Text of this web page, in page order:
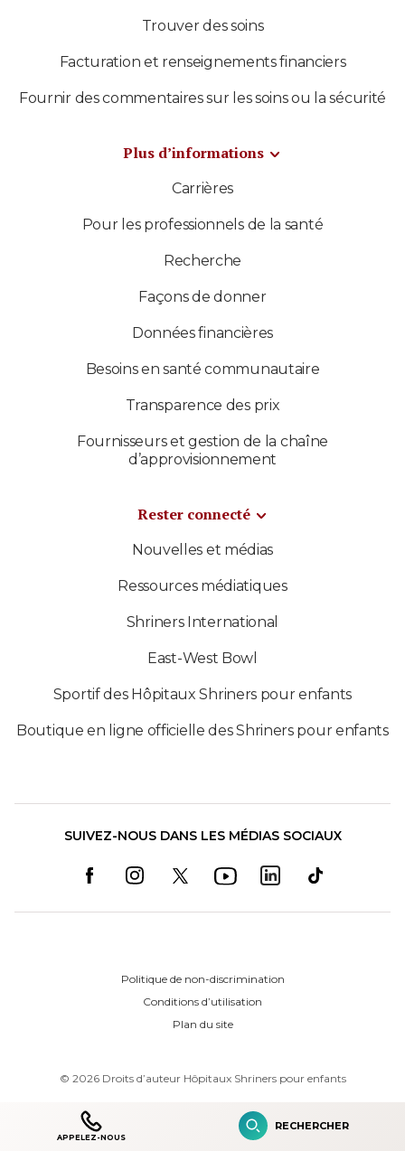
Trouver des soins
Facturation et renseignements financiers
Fournir des commentaires sur les soins ou la sécurité
Plus d’informations
Carrières
Pour les professionnels de la santé
Recherche
Façons de donner
Données financières
Besoins en santé communautaire
Transparence des prix
Fournisseurs et gestion de la chaîne
d’approvisionnement
Rester connecté
Nouvelles et médias
Ressources médiatiques
Shriners International
East-West Bowl
Sportif des Hôpitaux Shriners pour enfants
Boutique en ligne officielle des Shriners pour enfants
SUIVEZ-NOUS DANS LES MÉDIAS SOCIAUX
Politique de non-discrimination
Conditions d’utilisation
Plan du site
© 2026 Droits d’auteur Hôpitaux Shriners pour enfants
APPELEZ-NOUS
RECHERCHER